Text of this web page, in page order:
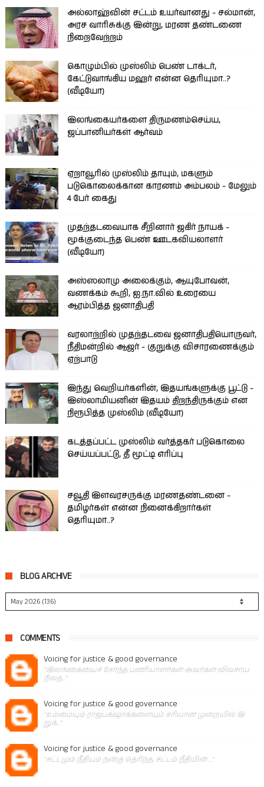
அல்லாஹ்வின் சட்டம் உயர்வானது - சல்மான்,
அரச வாரிசுக்கு இன்று, மரண தண்டணை
நிறைவேற்றம்
கொழும்பில் முஸ்லிம் பெண் டாக்டர்,
கேட்டுவாங்கிய மஹர் என்ன தெரியுமா..?
(வீடியோ)
இலங்கையர்களை திருமணம்செய்ய,
ஜப்பானியர்கள் ஆர்வம்
ஏறாவூரில் முஸ்லிம் தாயும், மகளும்
படுகொலைக்கான காரணம் அம்பலம் - மேலும்
4 பேர் கைது
முதற்தடவையாக சீறினார் ஜகிர் நாயக் -
மூக்குடைந்த பெண் ஊடகவியலாளர்
(வீடியோ)
அஸ்ஸலாமு அலைக்கும், ஆயுபோவன்,
வணக்கம் கூறி, ஐ.நா.வில் உரையை
ஆரம்பித்த ஜனாதிபதி
வரலாற்றில் முதற்தடவை ஜனாதிபதியொருவர்,
நீதிமன்றில் ஆஜர் - குறுக்கு விசாரணைக்கும்
ஏற்பாடு
இந்து வெறியர்களின், இதயங்களுக்கு பூட்டு -
இஸ்லாமியனின் இதயம் திறந்திருக்கும் என
நிரூபித்த முஸ்லிம் (வீடியோ)
கடத்தப்பட்ட முஸ்லிம் வர்த்தகர் படுகொலை
செய்யப்பட்டு, தீ மூட்டி எரிப்பு
சவூதி இளவரசருக்கு மரணதண்டனை -
தமிழர்கள் என்ன நினைக்கிறார்கள்
தெரியுமா..?
BLOG ARCHIVE
COMMENTS
Voicing for justice & good governance
"இலங்கையைச் சேர்ந்த பணியாளர்கள் அவர்கள் விவசாய
நிலத..."
Voicing for justice & good governance
"உம்மையும் ராஜபக்‌ஷாக்களையும் சரியான முறையில் இ
றுக்..."
Voicing for justice & good governance
"சட்டமும் நீதியும் நன்கு தெரிந்த, சட்டம் நீதியின் ..."